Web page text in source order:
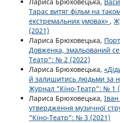
Лариса Брюховецька,
Тарас витяг фільм на
екстремальних умовах» ,
(2021)
Лариса Брюховецька,
Довженка, змальований
Театр”: № 2 (2022)
Лариса Брюховецька,
й залишитись людьми за
Журнал “Кіно-Театр”: № 1
Лариса Брюховецька,
утвердження музичної
“Кіно-Театр”: № 3 (2021)